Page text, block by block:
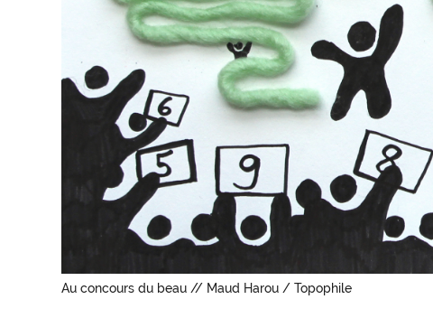
Au concours du beau // Maud Harou / Topophile